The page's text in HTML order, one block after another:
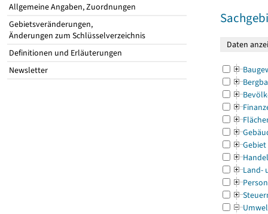
Allgemeine Angaben, Zuordnungen
Gebietsveränderungen,
Änderungen zum Schlüsselverzeichnis
Definitionen und Erläuterungen
Newsletter
Gebiet
Land-